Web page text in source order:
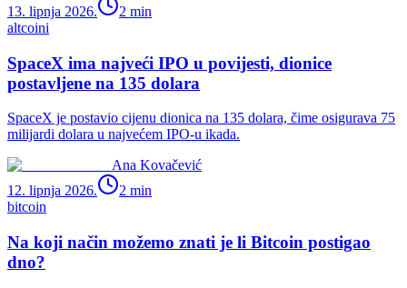
13. lipnja 2026.
2 min
altcoini
SpaceX ima najveći IPO u povijesti, dionice
postavljene na 135 dolara
SpaceX je postavio cijenu dionica na 135 dolara, čime osigurava 75
milijardi dolara u najvećem IPO-u ikada.
Ana Kovačević
12. lipnja 2026.
2 min
bitcoin
Na koji način možemo znati je li Bitcoin postigao
dno?